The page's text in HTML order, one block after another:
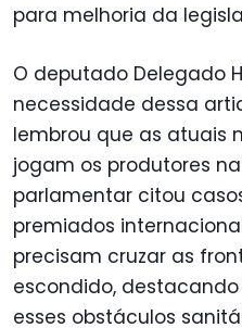
para melhoria da
O deputado Delegado
necessidade dessa
lembrou que as atuais
jogam os produtores
parlamentar citou
premiados
precisam cruzar as
escondido,
esses obstáculos